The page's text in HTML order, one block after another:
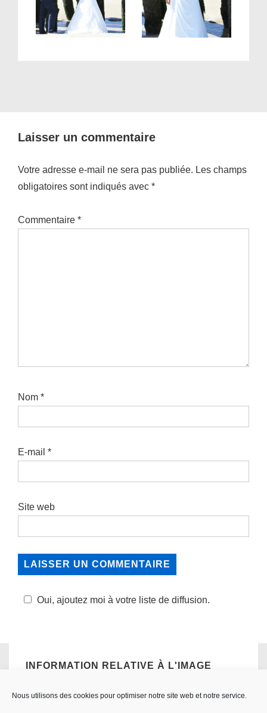
Nous utilisons des cookies pour optimiser notre site web et notre service.
Laisser un commentaire
Votre adresse e-mail ne sera pas publiée. Les champs
obligatoires sont indiqués avec *
Commentaire *
Nom *
E-mail *
Site web
Oui, ajoutez moi à votre liste de diffusion.
INFORMATION RELATIVE À L'IMAGE
Obturateur: 1/640.0 sec